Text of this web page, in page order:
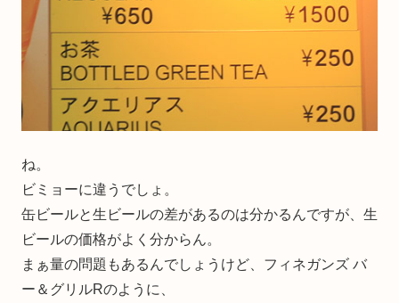
ね。
ビミョーに違うでしょ。
缶ビールと生ビールの差があるのは分かるんですが、生
ビールの価格がよく分からん。
まぁ量の問題もあるんでしょうけど、フィネガンズ バ
ー＆グリルRのように、